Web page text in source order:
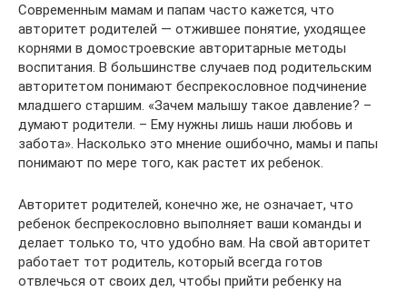
Современным мамам и папам часто кажется, что
авторитет родителей — отжившее понятие, уходящее
корнями в домостроевские авторитарные методы
воспитания. В большинстве случаев под родительским
авторитетом понимают беспрекословное подчинение
младшего старшим. «Зачем малышу такое давление? –
думают родители. – Ему нужны лишь наши любовь и
забота». Насколько это мнение ошибочно, мамы и папы
понимают по мере того, как растет их ребенок.
Авторитет родителей, конечно же, не означает, что
ребенок беспрекословно выполняет ваши команды и
делает только то, что удобно вам. На свой авторитет
работает тот родитель, который всегда готов
отвлечься от своих дел, чтобы прийти ребенку на